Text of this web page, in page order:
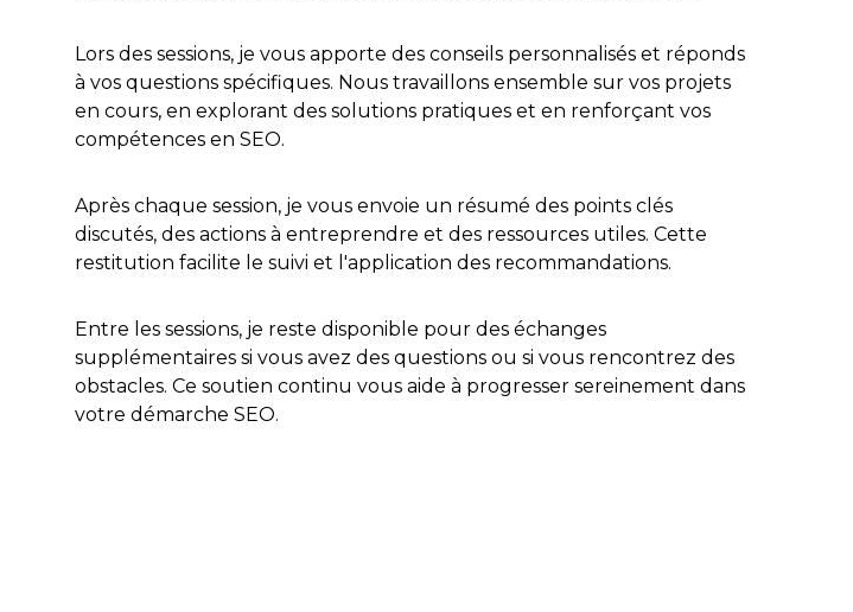
Lors des sessions, je vous apporte des conseils personnalisés et réponds
à vos questions spécifiques. Nous travaillons ensemble sur vos projets
en cours, en explorant des solutions pratiques et en renforçant vos
compétences en SEO.
Après chaque session, je vous envoie un résumé des points clés
discutés, des actions à entreprendre et des ressources utiles. Cette
restitution facilite le suivi et l'application des recommandations.
Entre les sessions, je reste disponible pour des échanges
supplémentaires si vous avez des questions ou si vous rencontrez des
obstacles. Ce soutien continu vous aide à progresser sereinement dans
votre démarche SEO.